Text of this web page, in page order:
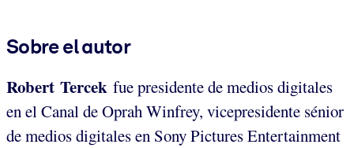
Sobre el autor
Robert Tercek fue presidente de medios digitales
en el Canal de Oprah Winfrey, vicepresidente sénior
de medios digitales en Sony Pictures Entertainment